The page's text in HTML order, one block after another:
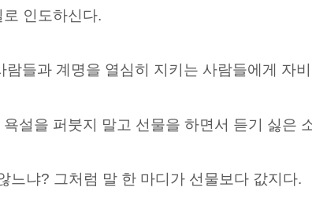
인도하신다.
들과 계명을 열심히 지키는 사람들에게 자
설을 퍼붓지 말고 선물을 하면서 듣기 싫은
느냐? 그처럼 말 한 마디가 선물보다 값지다.